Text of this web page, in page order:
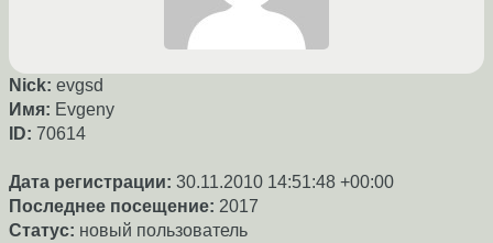
Nick: evgsd
Имя: Evgeny
ID: 70614
Дата регистрации: 30.11.2010 14:51:48 +00:00
Последнее посещение: 2017
Статус: новый пользователь